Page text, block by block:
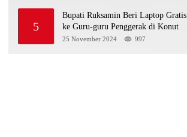
5
Bupati Ruksamin Beri Laptop Gratis
ke Guru-guru Penggerak di Konut
25 November 2024 997